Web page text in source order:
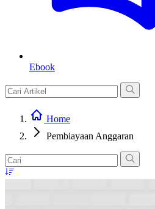
Ebook
Home
Pembiayaan Anggaran